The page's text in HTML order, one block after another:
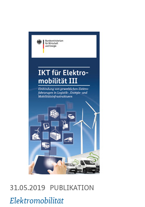
31.05.2019 -
PUBLIKATION
Elektromobilität
Öffnet PDF "IKT für Elektromobilität III